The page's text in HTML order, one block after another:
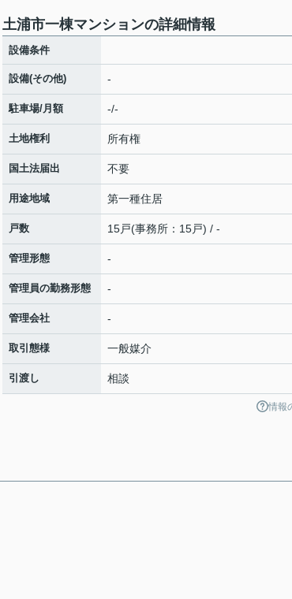
土浦市一棟マンションの詳細情報
設備条件
設備(その他) -
駐車場/月額 -/-
土地権利 所有権
国土法届出 不要
用途地域 第一種住居
戸数 15戸(事務所：15戸) / -
管理形態 -
管理員の勤務形態 -
管理会社 -
取引態様 一般媒介
引渡し 相談
情報